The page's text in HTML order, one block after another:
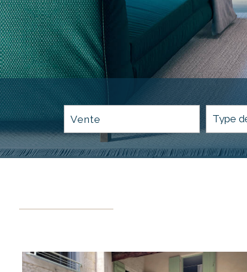
Vente